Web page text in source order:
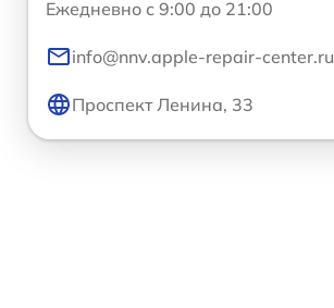
Ежедневно с 9:00 до 21:00
info@nnv.apple-repair-center.ru
Проспект Ленина, 33